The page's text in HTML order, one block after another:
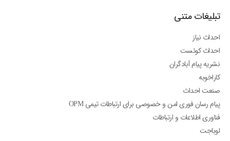
تبلیغات متنی
احداث نیاز
احداث کوئست
نشریه پیام آبادگران
کاراخوبه
صنعت احداث
پیام رسان فوری امن و خصوصی برای ارتباطات تیمی OPM
فناوری اطلاعات و ارتباطات
لوباجت